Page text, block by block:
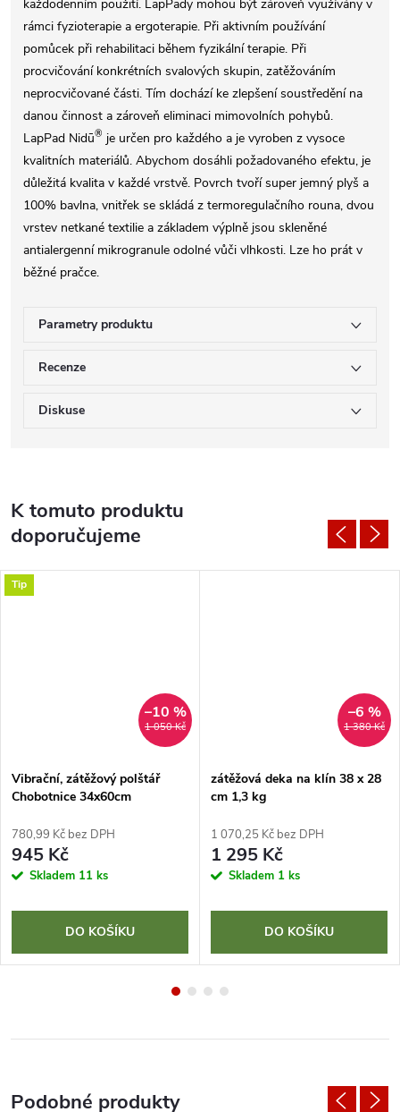
každodenním použití. LapPady mohou být zároveň využívány v
rámci fyzioterapie a ergoterapie. Při aktivním používání
pomůcek při rehabilitaci během fyzikální terapie. Při
procvičování konkrétních svalových skupin, zatěžováním
neprocvičované části. Tím dochází ke zlepšení soustředění na
danou činnost a zároveň eliminaci mimovolních pohybů.
LapPad Nidū® je určen pro každého a je vyroben z vysoce
kvalitních materiálů. Abychom dosáhli požadovaného efektu, je
důležitá kvalita v každé vrstvě. Povrch tvoří super jemný plyš a
100% bavlna, vnitřek se skládá z termoregulačního rouna, dvou
vrstev netkané textilie a základem výplně jsou skleněné
antialergenní mikrogranule odolné vůči vlhkosti. Lze ho prát v
běžné pračce.
Parametry produktu
Recenze
Diskuse
K tomuto produktu
doporučujeme
Tip
1 050 Kč
–10 %
Vibrační, zátěžový polštář
Chobotnice 34x60cm
780,99 Kč bez DPH
945 Kč
Skladem 11 ks
DO KOŠÍKU
1 380 Kč
–6 %
zátěžová deka na klín 38 x 28
cm 1,3 kg
1 070,25 Kč bez DPH
1 295 Kč
Skladem 1 ks
DO KOŠÍKU